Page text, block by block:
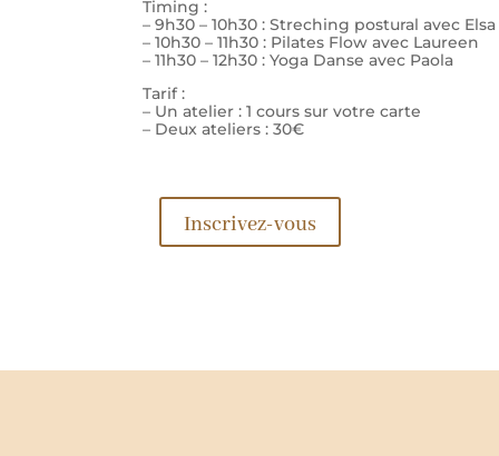
Timing :
– 9h30 – 10h30 : Streching postural avec Elsa
– 10h30 – 11h30 : Pilates Flow avec Laureen
– 11h30 – 12h30 : Yoga Danse avec Paola
Tarif :
– Un atelier : 1 cours sur votre carte
– Deux ateliers : 30€
Inscrivez-vous